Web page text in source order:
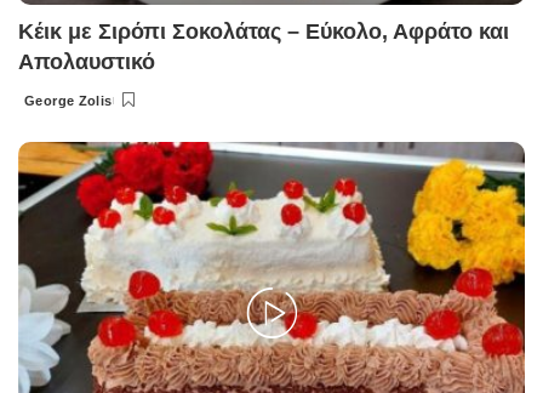
Κέικ με Σιρόπι Σοκολάτας – Εύκολο, Αφράτο και
Απολαυστικό
Posted
George Zolis